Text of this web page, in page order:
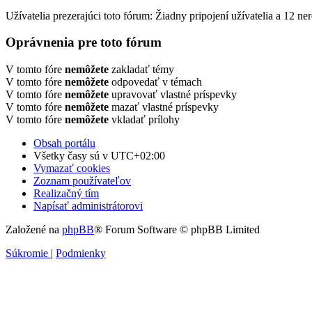
Užívatelia prezerajúci toto fórum: Žiadny pripojení užívatelia a 12
Oprávnenia pre toto fórum
V tomto fóre nemôžete zakladať témy
V tomto fóre nemôžete odpovedať v témach
V tomto fóre nemôžete upravovať vlastné príspevky
V tomto fóre nemôžete mazať vlastné príspevky
V tomto fóre nemôžete vkladať prílohy
Obsah portálu
Všetky časy sú v UTC+02:00
Vymazať cookies
Zoznam používateľov
Realizačný tím
Napísať administrátorovi
Založené na phpBB® Forum Software © phpBB Limited
Súkromie | Podmienky